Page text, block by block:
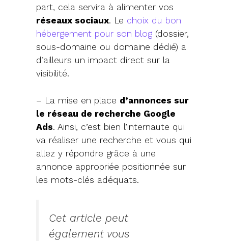
part, cela servira à alimenter vos
réseaux sociaux. Le choix du bon
hébergement pour son blog(dossier,
sous-domaine ou domaine dédié) a
d’ailleurs un impact direct sur la
visibilité.
– La mise en place d’annonces sur
le réseau de recherche Google
Ads. Ainsi, c’est bien l’internaute qui
va réaliser une recherche et vous qui
allez y répondre grâce à une
annonce appropriée positionnée sur
les mots-clés adéquats.
Cet article peut
également vous